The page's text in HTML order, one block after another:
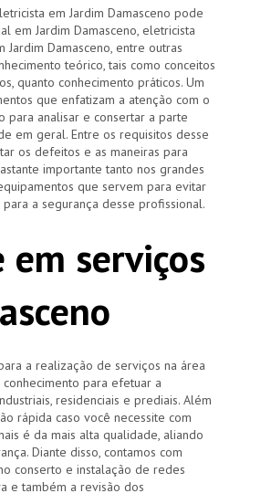
em Jardim Damasceno pode
em Jardim Damasceno, eletricista
Damasceno, entre outras
teórico, tais como conceitos
quanto conhecimento práticos. Um
que enfatizam a atenção com o
para analisar e consertar a parte
em geral. Entre os requisitos desse
os defeitos e as maneiras para
importante tanto nos grandes
que servem para evitar
a segurança desse profissional.
em serviços
a realização de serviços na área
para efetuar a
residenciais e prediais. Além
rápida caso você necessite com
é da mais alta qualidade, aliando
Diante disso, contamos com
conserto e instalação de redes
e também a revisão dos